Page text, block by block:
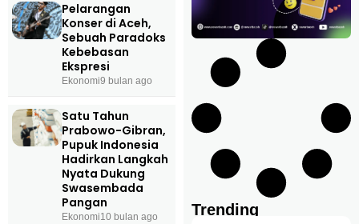
Pelarangan
Konser di Aceh,
Sebuah Paradoks
Kebebasan
Ekspresi
Ekonomi9 bulan ago
Satu Tahun
Prabowo-Gibran,
Pupuk Indonesia
Hadirkan Langkah
Nyata Dukung
Swasembada
Pangan
Ekonomi10 bulan ago Trending